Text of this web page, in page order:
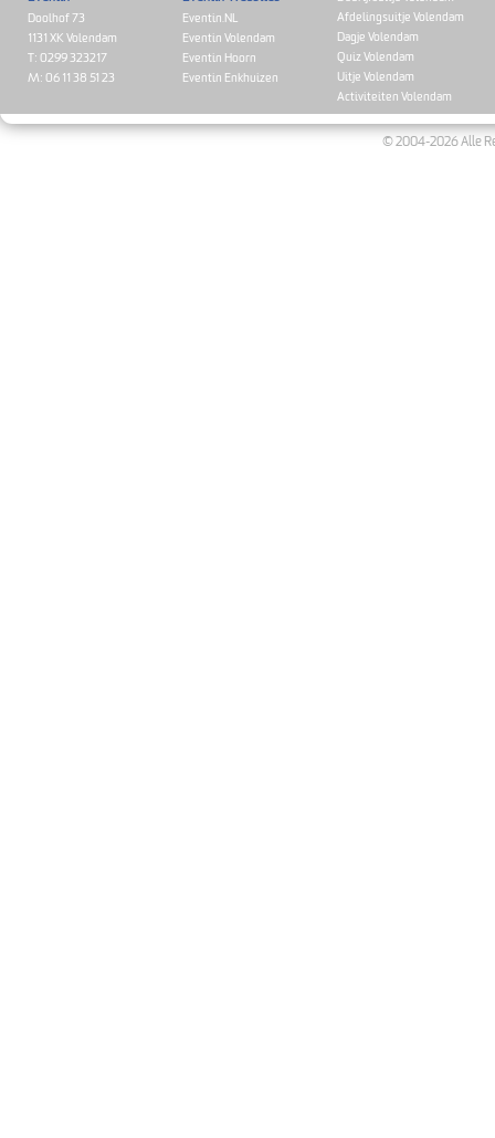
Doolhof 73
1131 XK Volendam
T: 0299 323217
M: 06 11 38 51 23
Eventin.NL
Eventin Volendam
Eventin Hoorn
Eventin Enkhuizen
Afdelingsuitje Volendam
Dagje Volendam
Quiz Volendam
Uitje Volendam
Activiteiten Volendam
© 2004-2026 Alle